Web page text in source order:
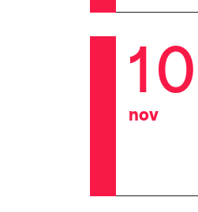
10
nov